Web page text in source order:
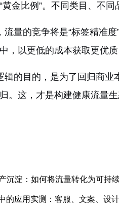
黄金比例”。不同类目、不
流量的竞争将是“标签精准
，以更低的成本获取更优
辑的目的，是为了回归商
。这，才是构建健康流量
沉淀：如何将流量转化为可持
的应用实测：客服、文案、设